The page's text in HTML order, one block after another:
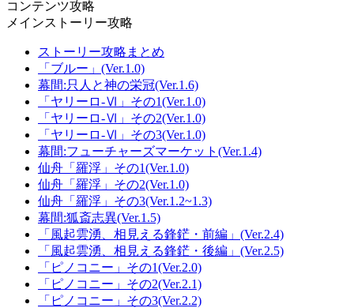
コンテンツ攻略
メインストーリー攻略
ストーリー攻略まとめ
「ブルー」(Ver.1.0)
幕間:只人と神の栄冠(Ver.1.6)
「ヤリーロ-Ⅵ」その1(Ver.1.0)
「ヤリーロ-Ⅵ」その2(Ver.1.0)
「ヤリーロ-Ⅵ」その3(Ver.1.0)
幕間:フューチャーズマーケット(Ver.1.4)
仙舟「羅浮」その1(Ver.1.0)
仙舟「羅浮」その2(Ver.1.0)
仙舟「羅浮」その3(Ver.1.2~1.3)
幕間:狐斎志異(Ver.1.5)
「風起雲湧、相見える鋒鋩・前編」(Ver.2.4)
「風起雲湧、相見える鋒鋩・後編」(Ver.2.5)
「ピノコニー」その1(Ver.2.0)
「ピノコニー」その2(Ver.2.1)
「ピノコニー」その3(Ver.2.2)